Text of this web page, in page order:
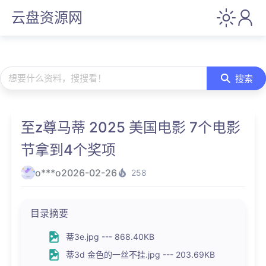
云盘资源网
想要什么资料，搜搜看！ 搜索
至z尊马蒂 2025 美国电影 7个电影
节拿到4个奖项
o***o2026-02-26 258
目录摘要
蒂3e.jpg --- 868.40KB
蒂3d 金色的一丝不挂.jpg --- 203.69KB